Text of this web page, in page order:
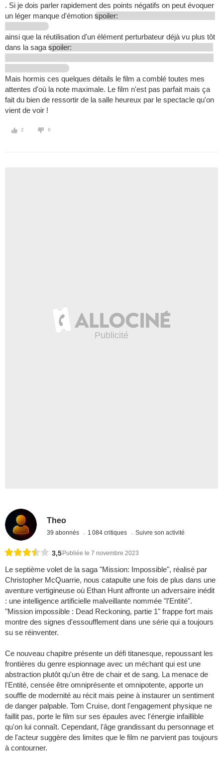
. Si je dois parler rapidement des points négatifs on peut évoquer
un léger manque d'émotion spoiler:
ainsi que la réutilisation d'un élément perturbateur déjà vu plus tôt
dans la saga spoiler:
Mais hormis ces quelques détails le film a comblé toutes mes
attentes d'où la note maximale. Le film n'est pas parfait mais ça
fait du bien de ressortir de la salle heureux par le spectacle qu'on
vient de voir !
2 0
Theo
39 abonnés 1 084 critiques Suivre son activité
3,5 Publiée le 7 novembre 2023
Le septième volet de la saga "Mission: Impossible", réalisé par
Christopher McQuarrie, nous catapulte une fois de plus dans une
aventure vertigineuse où Ethan Hunt affronte un adversaire inédit
: une intelligence artificielle malveillante nommée "l'Entité".
"Mission impossible : Dead Reckoning, partie 1" frappe fort mais
montre des signes d'essoufflement dans une série qui a toujours
su se réinventer.
Ce nouveau chapitre présente un défi titanesque, repoussant les
frontières du genre espionnage avec un méchant qui est une
abstraction plutôt qu'un être de chair et de sang. La menace de
l'Entité, censée être omniprésente et omnipotente, apporte un
souffle de modernité au récit mais peine à instaurer un sentiment
de danger palpable. Tom Cruise, dont l'engagement physique ne
faillit pas, porte le film sur ses épaules avec l'énergie infaillible
qu'on lui connaît. Cependant, l'âge grandissant du personnage et
de l'acteur suggère des limites que le film ne parvient pas toujours
à contourner.